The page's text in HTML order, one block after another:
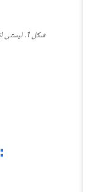
شکل 1. لیستی از گره ها که همه پیوندها یا متن هستند.